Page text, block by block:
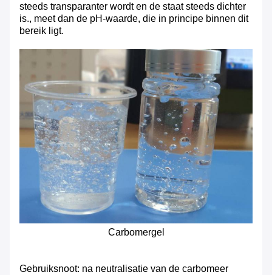
steeds transparanter wordt en de staat steeds dichter
is., meet dan de pH-waarde, die in principe binnen dit
bereik ligt.
Carbomergel
Gebruiksnoot: na neutralisatie van de carbomeer